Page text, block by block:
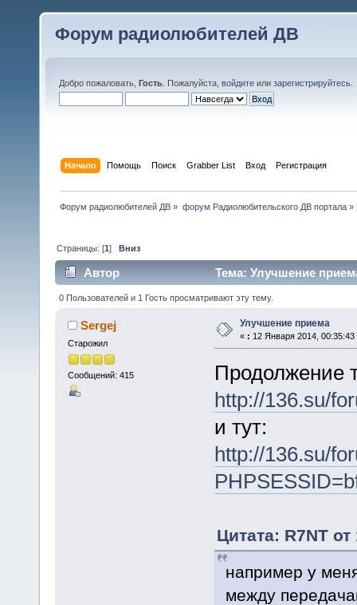
Форум радиолюбителей ДВ
Добро пожаловать, Гость . Пожалуйста, войдите или зарегистрируйтесь
Начало Помощь Поиск Grabber List Вход Регистрация
Форум радиолюбителей ДВ » форум Радиолюбительского ДВ портала»
Страницы: [1]Вниз
Автор Тема: Улучшение
0 Пользователей и 1 Гость просматривают эту тему.
Sergej
Старожил
Сообщений: 415
Улучшение приема
« : 12 Января 2014, 00:35:43
Продолжение
http://136.su/
и тут:
http://136.su/
Цитата: R7NT
например у
между